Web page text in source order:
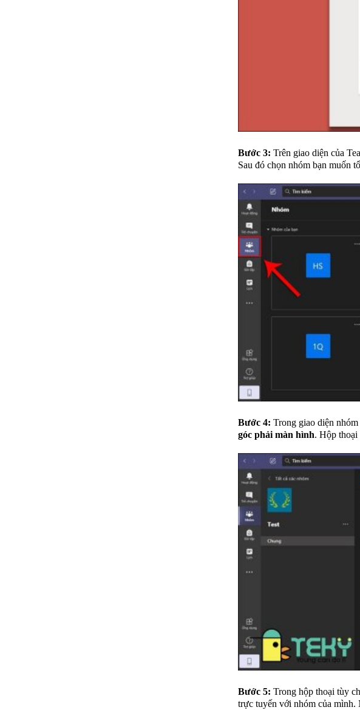
Bước 3: Trên giao diện của
Sau đó chọn nhóm bạn muốn
Bước 4: Trong giao diện
góc phải màn hình. Hộp thoại
Bước 5: Trong hộp thoại tùy
trực tuyến với nhóm của mình.